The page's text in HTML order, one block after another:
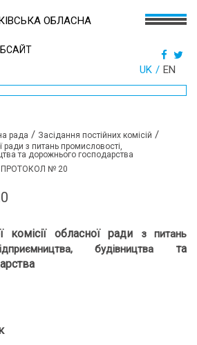
ОБЛАСНА
UK EN
рада / Засідання постійних комісій /
ради з питань промисловості,
та дорожнього господарства
ПРОТОКОЛ № 20
комісії обласної ради
з питань
будівництва та